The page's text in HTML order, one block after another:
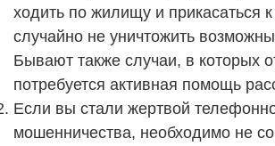
ходить по жилищу и прикасаться
случайно не уничтожить
Бывают также случаи, в которых
потребуется активная помощь
Если вы стали жертвой
мошенничества, необходимо не